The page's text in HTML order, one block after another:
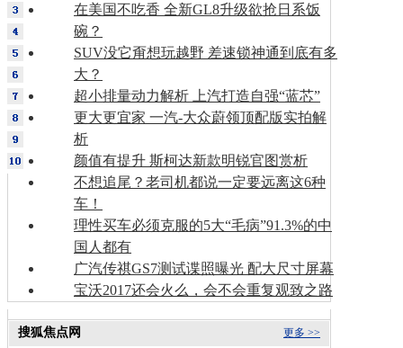
在美国不吃香 全新GL8升级欲抢日系饭
碗？
SUV没它甭想玩越野 差速锁神通到底有多
大？
超小排量动力解析 上汽打造自强“蓝芯”
更大更宜家 一汽-大众蔚领顶配版实拍解
析
颜值有提升 斯柯达新款明锐官图赏析
不想追尾？老司机都说一定要远离这6种
车！
理性买车必须克服的5大“毛病”91.3%的中
国人都有
广汽传祺GS7测试谍照曝光 配大尺寸屏幕
宝沃2017还会火么，会不会重复观致之路
更多 >>
搜狐焦点网